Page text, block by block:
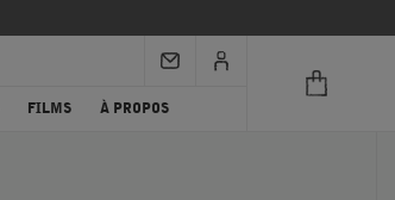
FILMS À PROPOS